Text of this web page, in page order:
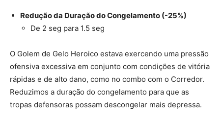
Redução da Duração do Congelamento (-25%)
De 2 seg para 1.5 seg
O Golem de Gelo Heroico estava exercendo uma pressão
ofensiva excessiva em conjunto com condições de vitória
rápidas e de alto dano, como no combo com o Corredor.
Reduzimos a duração do congelamento para que as
tropas defensoras possam descongelar mais depressa.